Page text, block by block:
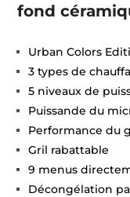
fond
Urban Colors
3 types de
5 niveaux de
Puissande du
Performance du
Gril rabattable
9 menus
Décongélation